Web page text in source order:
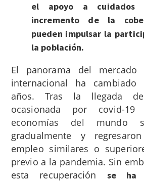
el apoyo a
incremento de la
pueden impulsar la
la población.
El panorama del
internacional ha
años. Tras la llegada
ocasionada por covid-
economías del mundo
gradualmente y
empleo similares o
previo a la pandemia. Sin
esta recuperación se ha